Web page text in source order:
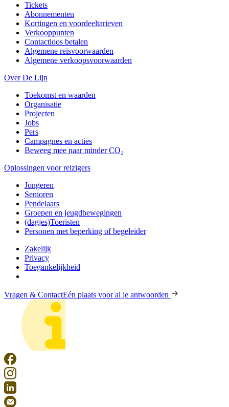
Tickets
Abonnementen
Kortingen en voordeeltarieven
Verkooppunten
Contactloos betalen
Algemene reisvoorwaarden
Algemene verkoopsvoorwaarden
Over De Lijn
Toekomst en waarden
Organisatie
Projecten
Jobs
Pers
Campagnes en acties
Beweeg mee naar minder CO₂
Oplossingen voor reizigers
Jongeren
Senioren
Pendelaars
Groepen en jeugdbewegingen
(dagjes)Toeristen
Personen met beperking of begeleider
Zakelijk
Privacy
Toegankelijkheid
Vragen & ContactEén plaats voor al je antwoorden